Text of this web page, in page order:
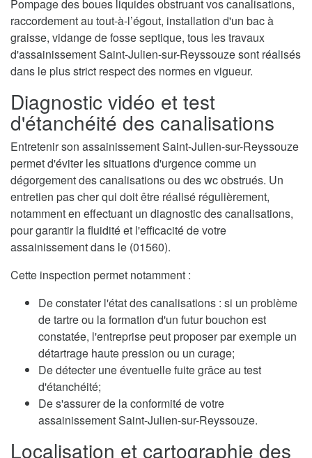
Pompage des boues liquides obstruant vos canalisations,
raccordement au tout-à-l’égout, installation d'un bac à
graisse, vidange de fosse septique, tous les travaux
d'assainissement Saint-Julien-sur-Reyssouze sont réalisés
dans le plus strict respect des normes en vigueur.
Diagnostic vidéo et test
d'étanchéité des canalisations
Entretenir son assainissement Saint-Julien-sur-Reyssouze
permet d'éviter les situations d'urgence comme un
dégorgement des canalisations ou des wc obstrués. Un
entretien pas cher qui doit être réalisé régulièrement,
notamment en effectuant un diagnostic des canalisations,
pour garantir la fluidité et l'efficacité de votre
assainissement dans le (01560).
Cette inspection permet notamment :
De constater l'état des canalisations : si un problème
de tartre ou la formation d'un futur bouchon est
constatée, l'entreprise peut proposer par exemple un
détartrage haute pression ou un curage;
De détecter une éventuelle fuite grâce au test
d'étanchéité;
De s'assurer de la conformité de votre
assainissement Saint-Julien-sur-Reyssouze.
Localisation et cartographie des